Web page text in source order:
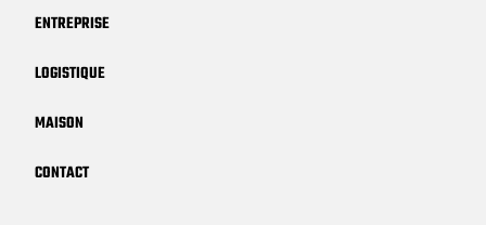
ENTREPRISE
LOGISTIQUE
MAISON
CONTACT